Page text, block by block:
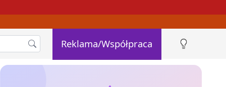
Reklama/Współpraca